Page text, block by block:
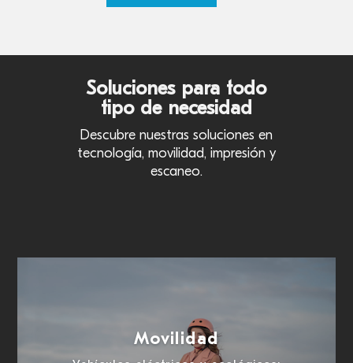
Soluciones para todo
tipo de necesidad
Descubre nuestras soluciones en
tecnología, movilidad, impresión y
escaneo.
Impresión
Todas las opciones de impresión de